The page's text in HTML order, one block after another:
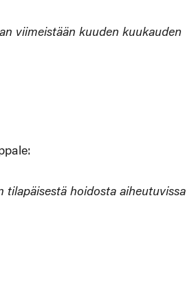
viimeistään kuuden kuukauden
tilapäisestä hoidosta aiheutuvissa